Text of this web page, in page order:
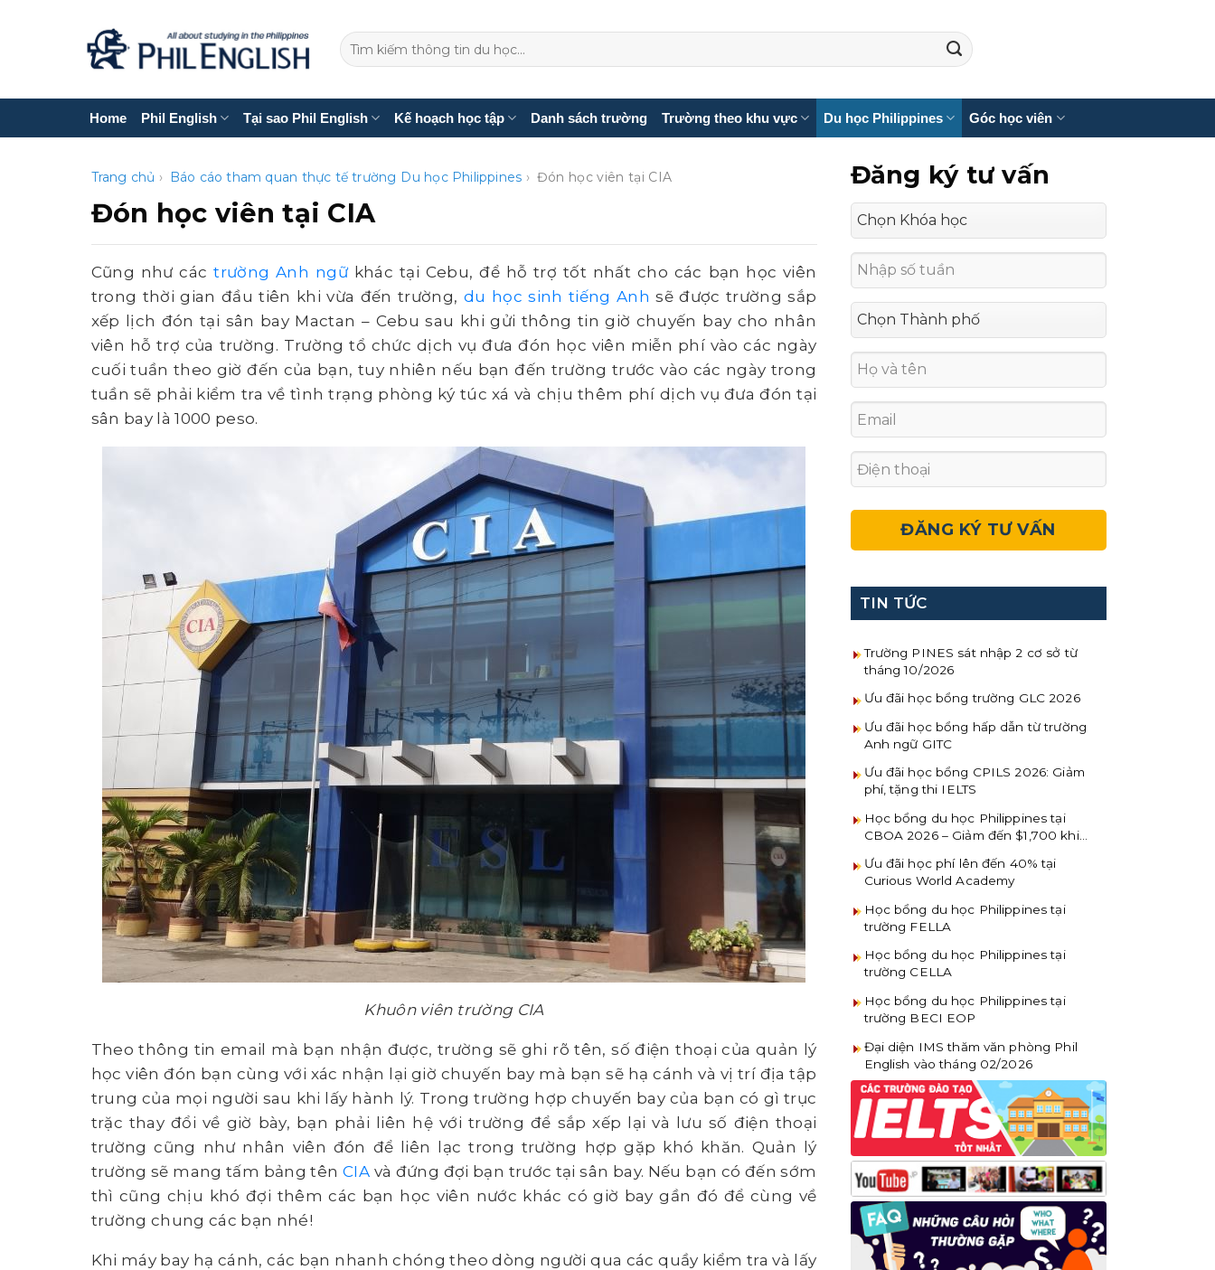
Home Phil English Tại sao Phil English Kế hoạch học tập Danh sách trường Trường theo khu vực Du học Philippines Góc học viên
Trang chủ › Báo cáo tham quan thực tế trường Du học Philippines › Đón học viên tại CIA
Đón học viên tại CIA
Cũng như cáctrường Anh ngữkhác tại Cebu, để hỗ trợ tốt nhất cho các bạn học viên
trong thời gian đầu tiên khi vừa đến trường, du học sinh tiếng Anh sẽ được trường sắp
xếp lịch đón tại sân bay Mactan – Cebu sau khi gửi thông tin giờ chuyến bay cho nhân
viên hỗ trợ của trường. Trường tổ chức dịch vụ đưa đón học viên miễn phí vào các ngày
cuối tuần theo giờ đến của bạn, tuy nhiên nếu bạn đến trường trước vào các ngày trong
tuần sẽ phải kiểm tra về tình trạng phòng ký túc xá và chịu thêm phí dịch vụ đưa đón tại
sân bay là 1000 peso.
Khuôn viên trường CIA
Theo thông tin email mà bạn nhận được, trường sẽ ghi rõ tên, số điện thoại của quản lý
học viên đón bạn cùng với xác nhận lại giờ chuyến bay mà bạn sẽ hạ cánh và vị trí địa tập
trung của mọi người sau khi lấy hành lý. Trong trường hợp chuyến bay của bạn có gì trục
trặc thay đổi về giờ bày, bạn phải liên hệ với trường để sắp xếp lại và lưu số điện thoại
trường cũng như nhân viên đón để liên lạc trong trường hợp gặp khó khăn. Quản lý
trường sẽ mang tấm bảng tên CIA và đứng đợi bạn trước tại sân bay. Nếu bạn có đến sớm
thì cũng chịu khó đợi thêm các bạn học viên nước khác có giờ bay gần đó để cùng về
trường chung các bạn nhé!
Khi máy bay hạ cánh, các bạn nhanh chóng theo dòng người qua các quầy kiểm tra và lấy
Đăng ký tư vấn
TIN TỨC
Trường PINES sát nhập 2 cơ sở từ
tháng 10/2026
Ưu đãi học bổng trường GLC 2026
Ưu đãi học bổng hấp dẫn từ trường
Anh ngữ GITC
Ưu đãi học bổng CPILS 2026: Giảm
phí, tặng thi IELTS
Học bổng du học Philippines tại
CBOA 2026 – Giảm đến $1,700 khi
Ưu đãi học phí lên đến 40% tại
Curious World Academy
Học bổng du học Philippines tại
trường FELLA
Học bổng du học Philippines tại
trường CELLA
Học bổng du học Philippines tại
trường BECI EOP
Đại diện IMS thăm văn phòng Phil
English vào tháng 02/2026